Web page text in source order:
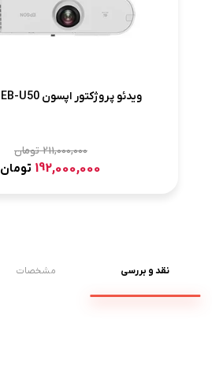
ویدئو پروژکتور اپسون EPSON EB-U50
211,000,000تومان
192,000,000 تومان
نقد و بررسی مشخصات